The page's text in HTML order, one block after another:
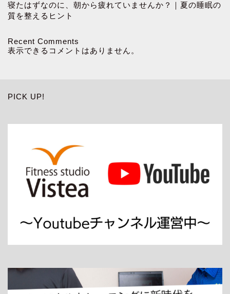
寝たはずなのに、朝から疲れていませんか？｜夏の睡眠の
質を整えるヒント
Recent Comments
表示できるコメントはありません。
PICK UP!